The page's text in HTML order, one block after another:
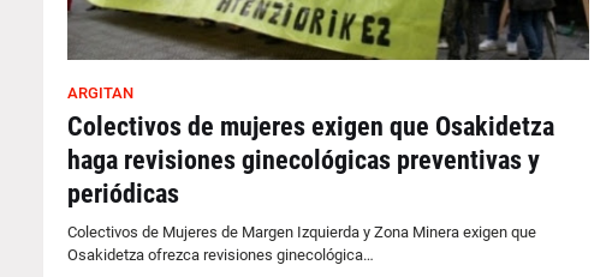
ARGITAN
Colectivos de mujeres exigen que Osakidetza
haga revisiones ginecológicas preventivas y
periódicas
Colectivos de Mujeres de Margen Izquierda y Zona Minera exigen que
Osakidetza ofrezca revisiones ginecológica…